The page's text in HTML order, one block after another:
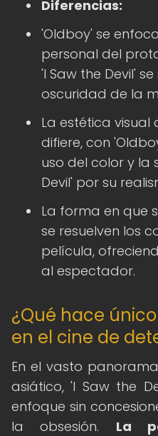
Diferencias:
'Oldboy' se
personal del
'I Saw the Devil'
oscuridad de la
La estética
difiere, con
uso del color y la
Devil' por su
La forma en que
se resuelven los
película,
al espectador.
¿Qué hace
en el cine de
En el vasto
asiático, 'I Saw the
enfoque sin
la obsesión. La